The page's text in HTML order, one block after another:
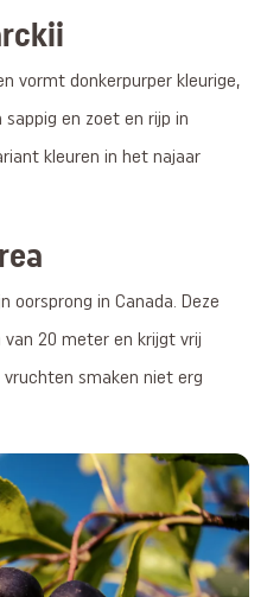
vormt donkerpurper kleurige,
en zoet en rijp in
kleuren in het najaar
oorsprong in Canada. Deze
20 meter en krijgt vrij
smaken niet erg